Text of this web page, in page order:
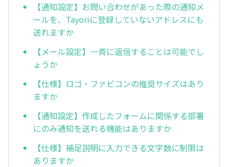
【通知設定】お問い合わせがあった際の通知メ
ールを、Tayoriに登録していないアドレスにも
送れますか
【メール設定】一斉に返信することは可能でし
ょうか
【仕様】ロゴ・ファビコンの推奨サイズはあり
ますか
【通知設定】作成したフォームに関係する部署
にのみ通知を送れる機能はありますか
【仕様】補足説明に入力できる文字数に制限は
ありますか